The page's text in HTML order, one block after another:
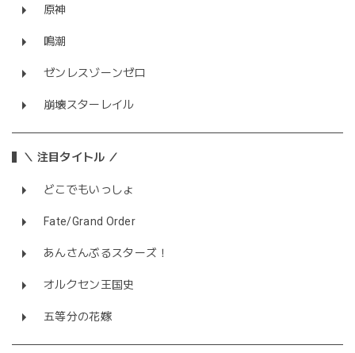
原神
鳴潮
ゼンレスゾーンゼロ
崩壊スターレイル
＼ 注目タイトル ／
どこでもいっしょ
Fate/Grand Order
あんさんぶるスターズ！
オルクセン王国史
五等分の花嫁